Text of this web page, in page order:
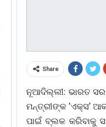
Share
ନୂଆଦିଲ୍ଲୀ: ଭାରତ
ମନ୍ତ୍ରୀଙ୍କ ‘ଏକ୍ସ’
ପାଇଁ ବ୍ଲକ କରିବାକୁ